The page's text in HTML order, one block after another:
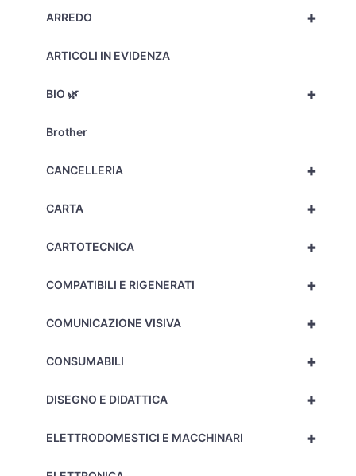
+
ARREDO
ARTICOLI IN EVIDENZA
+
BIO 🌿
Brother
+
CANCELLERIA
+
CARTA
+
CARTOTECNICA
+
COMPATIBILI E RIGENERATI
+
COMUNICAZIONE VISIVA
+
CONSUMABILI
+
DISEGNO E DIDATTICA
+
ELETTRODOMESTICI E MACCHINARI